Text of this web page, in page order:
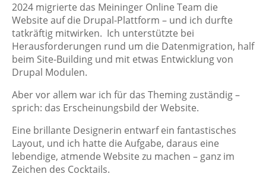
2024 migrierte das Meininger Online Team die
Website auf die Drupal-Plattform – und ich durfte
tatkräftig mitwirken. Ich unterstützte bei
Herausforderungen rund um die Datenmigration, half
beim Site-Building und mit etwas Entwicklung von
Drupal Modulen.
Aber vor allem war ich für das Theming zuständig –
sprich: das Erscheinungsbild der Website.
Eine brillante Designerin entwarf ein fantastisches
Layout, und ich hatte die Aufgabe, daraus eine
lebendige, atmende Website zu machen – ganz im
Zeichen des Cocktails.